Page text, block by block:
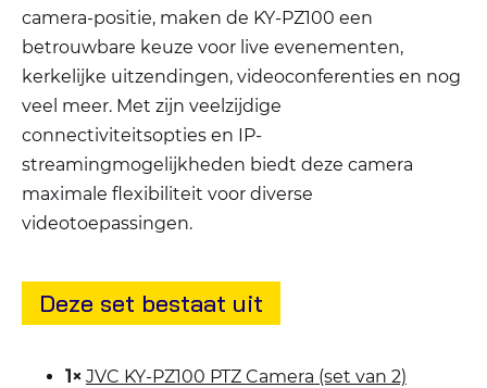
camera-positie, maken de KY-PZ100 een
betrouwbare keuze voor live evenementen,
kerkelijke uitzendingen, videoconferenties en nog
veel meer. Met zijn veelzijdige
connectiviteitsopties en IP-
streamingmogelijkheden biedt deze camera
maximale flexibiliteit voor diverse
videotoepassingen.
Deze set bestaat uit
1× JVC KY-PZ100 PTZ Camera (set van 2)